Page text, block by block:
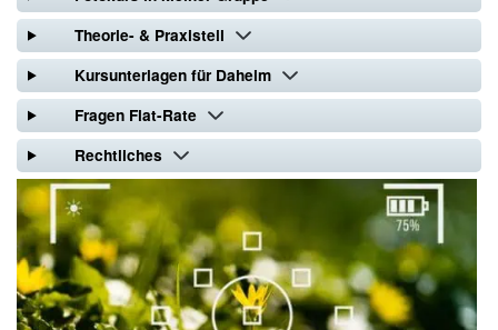
Theorie- & Praxisteil
Kursunterlagen für Daheim
Fragen Flat-Rate
Rechtliches